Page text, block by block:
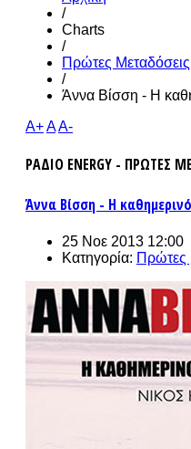
/
Charts
/
Πρώτες
/
Άννα Βίσση - Η
A+AA-
ΡΑΔΙΟ ENERGY - ΠΡΩΤΕΣ
Άννα Βίσση - Η
25 Νοε 2013 12:00
Κατηγορία: Πρώτες